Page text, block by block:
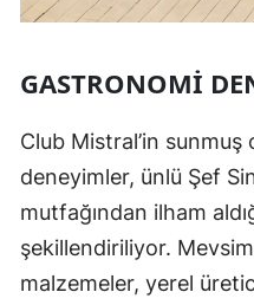
GASTRONOMI
Club Mistral’in
deneyimler, ünlü Şef
mutfağından ilham
şekillendiriliyor.
malzemeler, yerel